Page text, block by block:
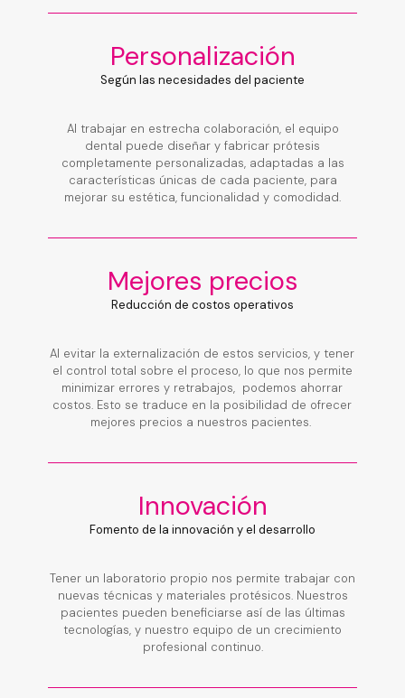
Personalización
Según las necesidades del paciente
Al trabajar en estrecha colaboración, el equipo
dental puede diseñar y fabricar prótesis
completamente personalizadas, adaptadas a las
características únicas de cada paciente, para
mejorar su estética, funcionalidad y comodidad.
Mejores precios
Reducción de costos operativos
Al evitar la externalización de estos servicios, y tener
el control total sobre el proceso, lo que nos permite
minimizar errores y retrabajos, podemos ahorrar
costos. Esto se traduce en la posibilidad de ofrecer
mejores precios a nuestros pacientes.
Innovación
Fomento de la innovación y el desarrollo
Tener un laboratorio propio nos permite trabajar con
nuevas técnicas y materiales protésicos. Nuestros
pacientes pueden beneficiarse así de las últimas
tecnologías, y nuestro equipo de un crecimiento
profesional continuo.